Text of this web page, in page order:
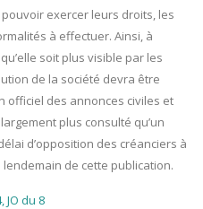
exercer leurs droits, les
à effectuer. Ainsi, à
soit plus visible par les
de la société devra être
officiel des annonces civiles et
plus consulté qu’un
d’opposition des créanciers à
de cette publication.
JO du 8